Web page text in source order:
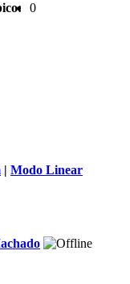
0
| Modo Linear